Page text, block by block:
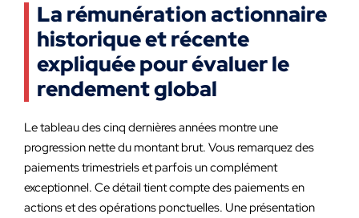
La rémunération actionnaire
historique et récente
expliquée pour évaluer le
rendement global
Le tableau des cinq dernières années montre une
progression nette du montant brut. Vous remarquez des
paiements trimestriels et parfois un complément
exceptionnel. Ce détail tient compte des paiements en
actions et des opérations ponctuelles. Une présentation